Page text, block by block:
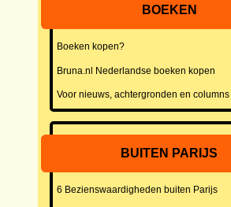
BOEKEN
Boeken kopen?
Bruna.nl Nederlandse boeken kopen
Voor nieuws, achtergronden en columns
BUITEN PARIJS
6 Bezienswaardigheden buiten Parijs